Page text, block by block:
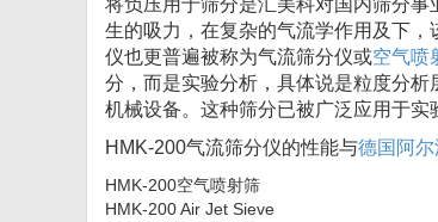
将负压用于筛分是汇美科对国内筛分
生的吸力，在复杂的气流学作用及下
仪也更普遍被称为气流筛分仪或空气喷
分，而是实验分析，具体说是粒度分
机械设备。这种筛分已被广泛应用于实
HMK-200气流筛分仪的性能与德国阿
HMK-200空气喷射筛
HMK-200 Air Jet Sieve